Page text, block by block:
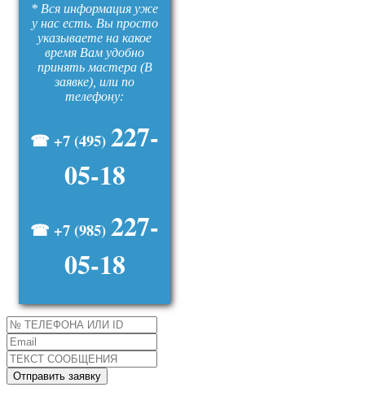
* Вся информация уже
у нас есть. Вы просто
указываете на какое
время Вам удобно
принять мастера (В
заявке), или по
телефону:
☎ +7 (495) 227-
05-18
☎ +7 (985) 227-
05-18